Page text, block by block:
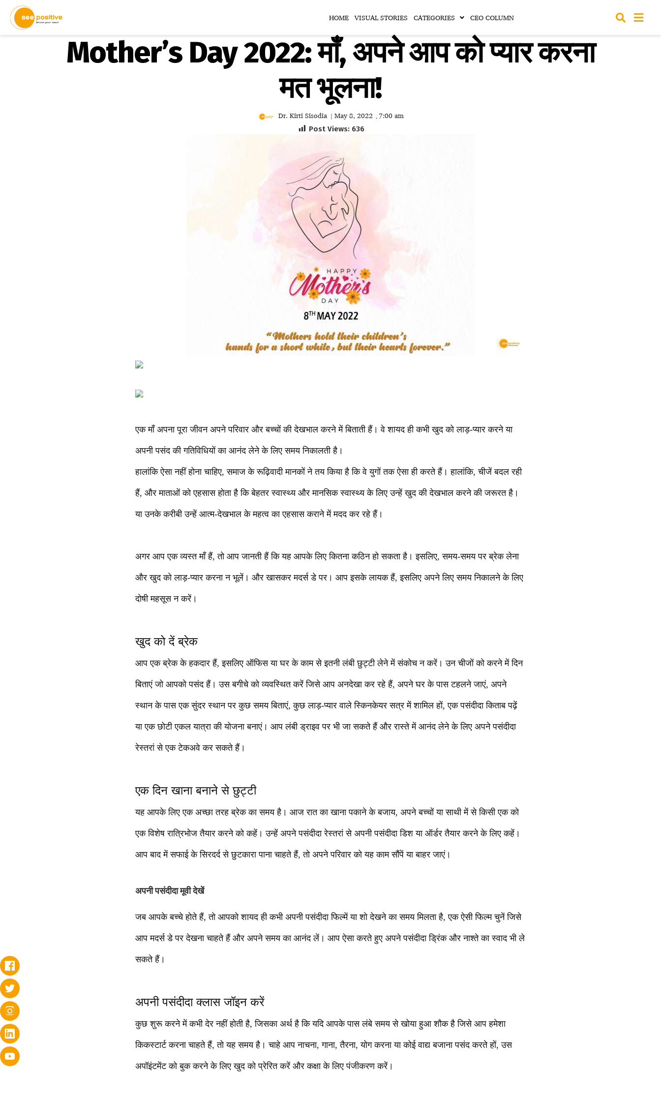
HOME VISUAL STORIES CATEGORIES CEO COLUMN
Mother’s Day 2022: माँ, अपने आप को प्यार करना
मत भूलना!
Dr. Kirti Sisodia | May 8, 2022 , 7:00 am
Post Views: 636
एक माँ अपना पूरा जीवन अपने परिवार और बच्चों की देखभाल करने में बिताती हैं। वे शायद ही कभी खुद को लाड़-प्यार करने या
अपनी पसंद की गतिविधियों का आनंद लेने के लिए समय निकालती है।
हालांकि ऐसा नहीं होना चाहिए, समाज के रूढ़िवादी मानकों ने तय किया है कि वे युगों तक ऐसा ही करते हैं। हालांकि, चीजें बदल रही
हैं, और माताओं को एहसास होता है कि बेहतर स्वास्थ्य और मानसिक स्वास्थ्य के लिए उन्हें खुद की देखभाल करने की जरूरत है।
या उनके करीबी उन्हें आत्म-देखभाल के महत्व का एहसास कराने में मदद कर रहे हैं।
अगर आप एक व्यस्त माँ हैं, तो आप जानती हैं कि यह आपके लिए कितना कठिन हो सकता है। इसलिए, समय-समय पर ब्रेक लेना
और खुद को लाड़-प्यार करना न भूलें। और खासकर मदर्स डे पर। आप इसके लायक हैं, इसलिए अपने लिए समय निकालने के लिए
दोषी महसूस न करें।
खुद को दें ब्रेक
आप एक ब्रेक के हकदार हैं, इसलिए ऑफिस या घर के काम से इतनी लंबी छुट्टी लेने में संकोच न करें। उन चीजों को करने में दिन
बिताएं जो आपको पसंद हैं। उस बगीचे को व्यवस्थित करें जिसे आप अनदेखा कर रहे हैं, अपने घर के पास टहलने जाएं, अपने
स्थान के पास एक सुंदर स्थान पर कुछ समय बिताएं, कुछ लाड़-प्यार वाले स्किनकेयर सत्र में शामिल हों, एक पसंदीदा किताब पढ़ें
या एक छोटी एकल यात्रा की योजना बनाएं। आप लंबी ड्राइव पर भी जा सकते हैं और रास्ते में आनंद लेने के लिए अपने पसंदीदा
रेस्तरां से एक टेकअवे कर सकते हैं।
एक दिन खाना बनाने से छुट्टी
यह आपके लिए एक अच्छा तरह ब्रेक का समय है। आज रात का खाना पकाने के बजाय, अपने बच्चों या साथी में से किसी एक को
एक विशेष रात्रिभोज तैयार करने को कहें। उन्हें अपने पसंदीदा रेस्तरां से अपनी पसंदीदा डिश या ऑर्डर तैयार करने के लिए कहें।
आप बाद में सफाई के सिरदर्द से छुटकारा पाना चाहते हैं, तो अपने परिवार को यह काम सौंपें या बाहर जाएं।
अपनी पसंदीदा मूवी देखें
जब आपके बच्चे होते हैं, तो आपको शायद ही कभी अपनी पसंदीदा फिल्में या शो देखने का समय मिलता है, एक ऐसी फिल्म चुनें जिसे
आप मदर्स डे पर देखना चाहते हैं और अपने समय का आनंद लें। आप ऐसा करते हुए अपने पसंदीदा ड्रिंक और नाश्ते का स्वाद भी ले
सकते हैं।
अपनी पसंदीदा क्लास जॉइन करें
कुछ शुरू करने में कभी देर नहीं होती है, जिसका अर्थ है कि यदि आपके पास लंबे समय से खोया हुआ शौक है जिसे आप हमेशा
किकस्टार्ट करना चाहते हैं, तो यह समय है। चाहे आप नाचना, गाना, तैरना, योग करना या कोई वाद्य बजाना पसंद करते हों, उस
अपॉइंटमेंट को बुक करने के लिए खुद को प्रेरित करें और कक्षा के लिए पंजीकरण करें।